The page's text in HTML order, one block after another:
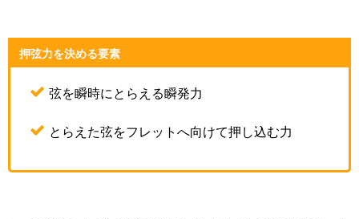
押弦力を決める要素
弦を瞬時にとらえる瞬発力
とらえた弦をフレットへ向けて押し込む力